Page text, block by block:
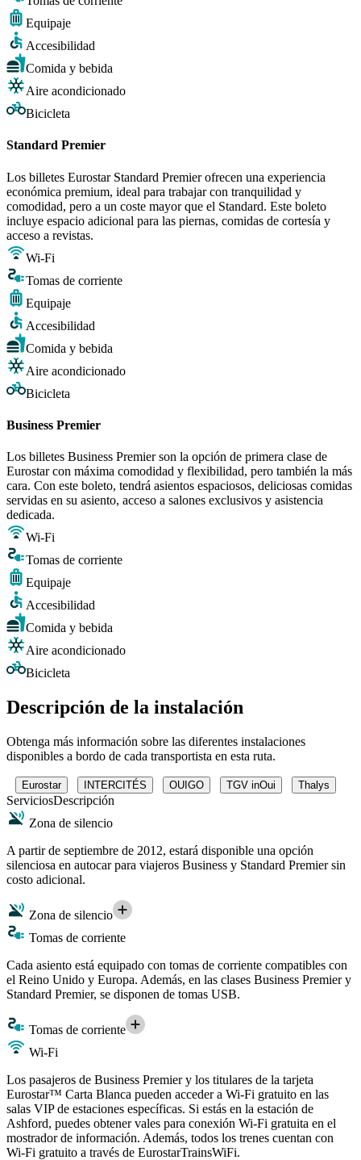
Equipaje
Accesibilidad
Comida y bebida
Aire acondicionado
Bicicleta
Standard Premier
Los billetes Eurostar Standard Premier ofrecen una experiencia
económica premium, ideal para trabajar con tranquilidad y
comodidad, pero a un coste mayor que el Standard. Este boleto
incluye espacio adicional para las piernas, comidas de cortesía y
acceso a revistas.
Wi-Fi
Tomas de corriente
Equipaje
Accesibilidad
Comida y bebida
Aire acondicionado
Bicicleta
Business Premier
Los billetes Business Premier son la opción de primera clase de
Eurostar con máxima comodidad y flexibilidad, pero también la más
cara. Con este boleto, tendrá asientos espaciosos, deliciosas comidas
servidas en su asiento, acceso a salones exclusivos y asistencia
dedicada.
Wi-Fi
Tomas de corriente
Equipaje
Accesibilidad
Comida y bebida
Aire acondicionado
Bicicleta
Descripción de la instalación
Obtenga más información sobre las diferentes instalaciones
disponibles a bordo de cada transportista en esta ruta.
Eurostar INTERCITÉS OUIGO TGV inOui Thalys
ServiciosDescripción
Zona de silencio
A partir de septiembre de 2012, estará disponible una opción
silenciosa en autocar para viajeros Business y Standard Premier sin
costo adicional.
Zona de silencio
Tomas de corriente
Cada asiento está equipado con tomas de corriente compatibles con
el Reino Unido y Europa. Además, en las clases Business Premier y
Standard Premier, se disponen de tomas USB.
Tomas de corriente
Wi-Fi
Los pasajeros de Business Premier y los titulares de la tarjeta
Eurostar™ Carta Blanca pueden acceder a Wi-Fi gratuito en las
salas VIP de estaciones específicas. Si estás en la estación de
Ashford, puedes obtener vales para conexión Wi-Fi gratuita en el
mostrador de información. Además, todos los trenes cuentan con
Wi-Fi gratuito a través de EurostarTrainsWiFi.